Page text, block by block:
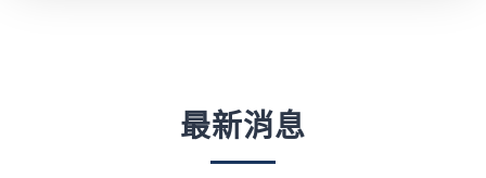
最新消息